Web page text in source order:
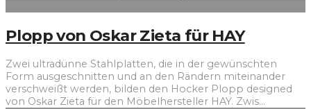
Plopp von Oskar Zieta für HAY
Zwei ultradünne Stahlplatten, die in der gewünschten
Form ausgeschnitten und an den Rändern miteinander
verschweißt werden, bilden den Hocker Plopp designed
von Oskar Zieta für den Möbelhersteller HAY. Zwis...